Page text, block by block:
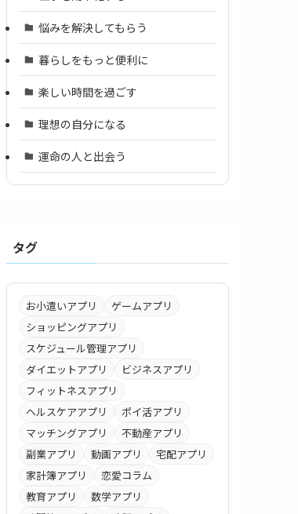
悩みを解決してもらう
暮らしをもっと便利に
楽しい時間を過ごす
理想の自分になる
運命の人と出会う
タグ
お小遣いアプリ
ゲームアプリ
ショッピングアプリ
スケジュール管理アプリ
ダイエットアプリ
ビジネスアプリ
フィットネスアプリ
ヘルスケアアプリ
ポイ活アプリ
マッチングアプリ
不動産アプリ
副業アプリ
動画アプリ
宅配アプリ
家計簿アプリ
恋愛コラム
教育アプリ
数学アプリ